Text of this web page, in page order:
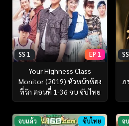
SS 1 EP 1
Your Highness Class
Monitor (2019) หัวหน้าห้อง
ที่รัก ตอนที่ 1-36 จบ ซับไทย
ภ
จบแล้ว ซับไทย จ